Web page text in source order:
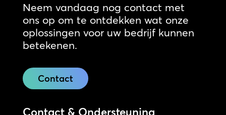
Neem vandaag nog contact met
ons op om te ontdekken wat onze
oplossingen voor uw bedrijf kunnen
betekenen.
Contact
Contact & Ondersteuning